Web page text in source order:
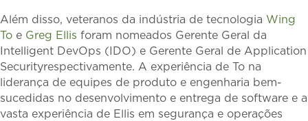
Além disso, veteranos da indústria de tecnologia Wing
To e Greg Ellis foram nomeados Gerente Geral da
Intelligent DevOps (IDO) e Gerente Geral de Application
Securityrespectivamente. A experiência de To na
liderança de equipes de produto e engenharia bem-
sucedidas no desenvolvimento e entrega de software e a
vasta experiência de Ellis em segurança e operações